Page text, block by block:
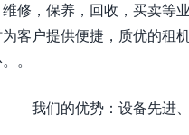
修，保养，回收，买卖等
客户提供便捷，质优的租
。
我们的优势：设备先进、